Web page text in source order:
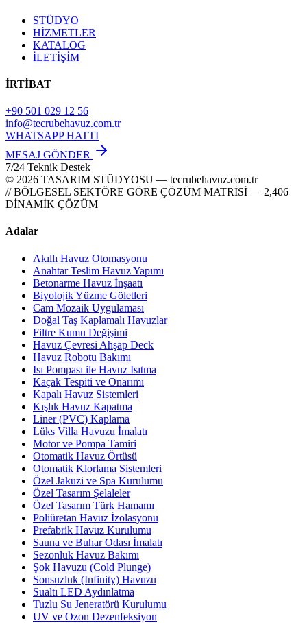
STÜDYO
HİZMETLER
KATALOG
İLETİŞİM
İRTİBAT
+90 501 029 12 56
info@tecrubehavuz.com.tr
WHATSAPP HATTI
MESAJ GÖNDER
7/24 Teknik Destek
© 2026 TASARIM STÜDYOSU — tecrubehavuz.com.tr
// BÖLGESEL SEKTÖRE GÖRE ÇÖZÜM MATRİSİ — 2,406
DİNAMİK ÇÖZÜM
Adalar
Akıllı Havuz Otomasyonu
Anahtar Teslim Havuz Yapımı
Betonarme Havuz İnşaatı
Biyolojik Yüzme Göletleri
Cam Mozaik Uygulaması
Doğal Taş Kaplamalı Havuzlar
Filtre Kumu Değişimi
Havuz Çevresi Ahşap Deck
Havuz Robotu Bakımı
Isı Pompası ile Havuz Isıtma
Kaçak Tespiti ve Onarımı
Kapalı Havuz Sistemleri
Kışlık Havuz Kapatma
Liner (PVC) Kaplama
Lüks Villa Havuzu İmalatı
Motor ve Pompa Tamiri
Otomatik Havuz Örtüsü
Otomatik Klorlama Sistemleri
Özel Jakuzi ve Spa Kurulumu
Özel Tasarım Şelaleler
Özel Tasarım Türk Hamamı
Poliüretan Havuz İzolasyonu
Prefabrik Havuz Kurulumu
Sauna ve Buhar Odası İmalatı
Sezonluk Havuz Bakımı
Şok Havuzu (Cold Plunge)
Sonsuzluk (Infinity) Havuzu
Sualtı LED Aydınlatma
Tuzlu Su Jeneratörü Kurulumu
UV ve Ozon Dezenfeksiyon